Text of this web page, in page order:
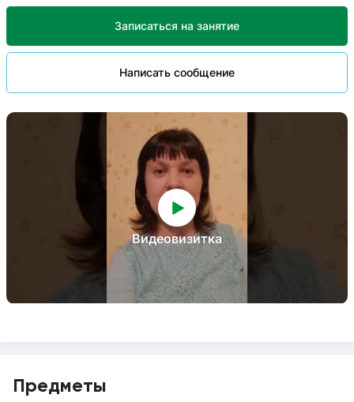
Видеовизитка
Записаться на занятие
Написать сообщение
Предметы